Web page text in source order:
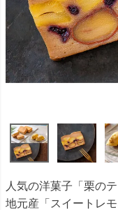
人気の洋菓子「栗の
地元産「スイートレ